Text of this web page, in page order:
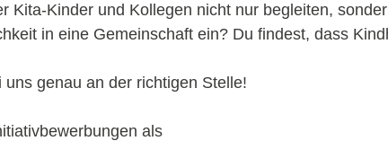
Kita-Kinder und Kollegen nicht nur begleiten,
in eine Gemeinschaft ein? Du findest, dass
genau an der richtigen Stelle!
als